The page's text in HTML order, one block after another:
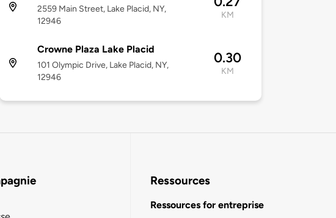
2559 Main Street, Lake Placid, NY,
12946
KM
Crowne Plaza Lake Placid
101 Olympic Drive, Lake Placid, NY,
12946
0.30
KM
Ressources
Ressources for entreprise